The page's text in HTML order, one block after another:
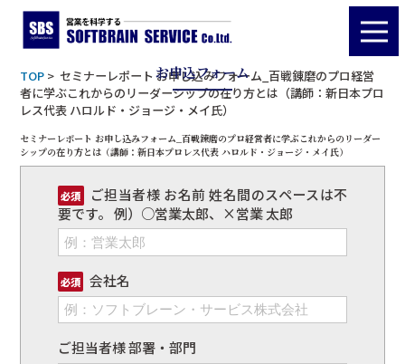
Form
お申込フォーム
TOP > セミナーレポート お申し込みフォーム_百戦錬磨のプロ経営
者に学ぶこれからのリーダーシップの在り方とは（講師：新日本プロ
レス代表 ハロルド・ジョージ・メイ氏）
セミナーレポート お申し込みフォーム_百戦錬磨のプロ経営者に学ぶこれからのリーダー
シップの在り方とは（講師：新日本プロレス代表 ハロルド・ジョージ・メイ氏）
必須
ご担当者様 お名前 姓名間のスペースは不
要です。 例）○営業太郎、×営業 太郎
必須 会社名
ご担当者様 部署・部門